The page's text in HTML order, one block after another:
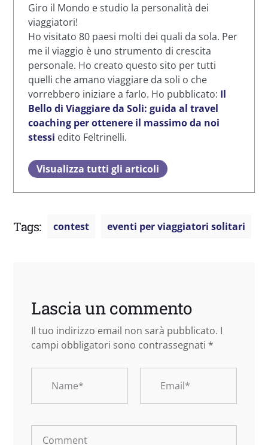
Giro il Mondo e studio la personalità dei
viaggiatori!
Ho visitato 80 paesi molti dei quali da sola. Per
me il viaggio è uno strumento di crescita
personale. Ho creato questo sito per tutti
quelli che amano viaggiare da soli o che
vorrebbero iniziare a farlo. Ho pubblicato: Il
Bello di Viaggiare da Soli: guida al travel
coaching per ottenere il massimo da noi
stessi edito Feltrinelli.
Visualizza tutti gli articoli
Tags: contest eventi per viaggiatori solitari
Lascia un commento
Il tuo indirizzo email non sarà pubblicato. I
campi obbligatori sono contrassegnati *